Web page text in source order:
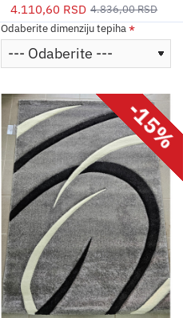
4.110,60 RSD 4.836,00 RSD
Odaberite dimenziju tepiha
-15%